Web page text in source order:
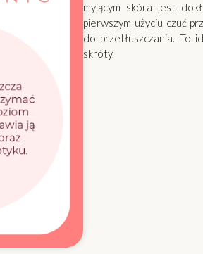
myjącym skóra jest
pierwszym użyciu czuć
do przetłuszczania. To
skróty.